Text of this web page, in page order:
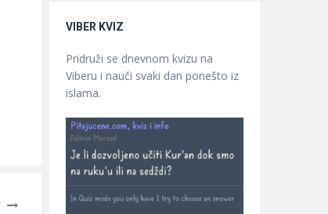
VIBER KVIZ
Pridruži se dnevnom kvizu na
Viberu i nauči svaki dan ponešto iz
islama.